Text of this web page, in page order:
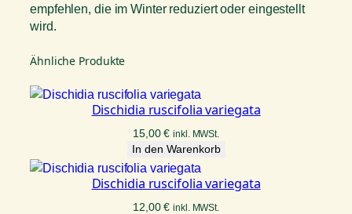
empfehlen, die im Winter reduziert oder eingestellt
wird.
Ähnliche Produkte
Dischidia ruscifolia variegata
15,00€ inkl. MWSt.
In den Warenkorb
Dischidia ruscifolia variegata
12,00€ inkl. MWSt.